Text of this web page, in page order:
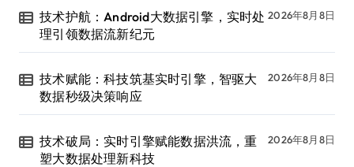
技术护航：Android大数据引擎，实时处
理引领数据流新纪元
2026年8月8日
技术赋能：科技筑基实时引擎，智驱大
数据秒级决策响应
2026年8月8日
技术破局：实时引擎赋能数据洪流，重
塑大数据处理新科技
2026年8月8日